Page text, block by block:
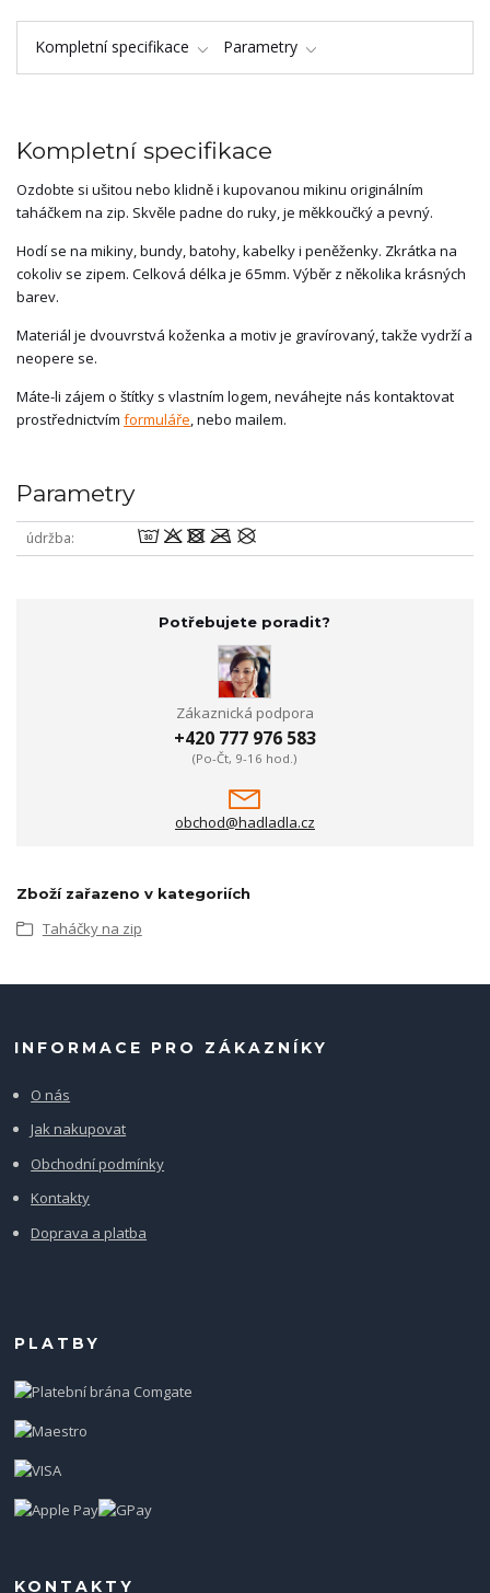
Kompletní specifikace Parametry
Kompletní specifikace
Ozdobte si ušitou nebo klidně i kupovanou mikinu originálním
taháčkem na zip. Skvěle padne do ruky, je měkkoučký a pevný.
Hodí se na mikiny, bundy, batohy, kabelky i peněženky. Zkrátka na
cokoliv se zipem. Celková délka je 65mm. Výběr z několika krásných
barev.
Materiál je dvouvrstvá koženka a motiv je gravírovaný, takže vydrží a
neopere se.
Máte-li zájem o štítky s vlastním logem, neváhejte nás kontaktovat
prostřednictvím formuláře, nebo mailem.
Parametry
údržba wodmU
Potřebujete poradit?
Zákaznická podpora
+420 777 976 583
(Po-Čt, 9-16 hod.)
obchod@hadladla.cz
Zboží zařazeno v kategoriích
Taháčky na zip
INFORMACE PRO ZÁKAZNÍKY
O nás
Jak nakupovat
Obchodní podmínky
Kontakty
Doprava a platba
PLATBY
KONTAKTY